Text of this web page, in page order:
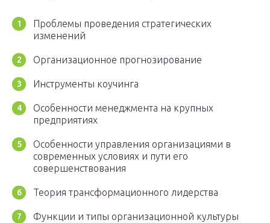
Проблемы проведения стратегических
изменений
Организационное прогнозирование
Инструменты коучинга
Особенности менеджмента на крупных
предприятиях
Особенности управления организациями в
современных условиях и пути его
совершенствования
Теория трансформационного лидерства
Функции и типы организационной культуры